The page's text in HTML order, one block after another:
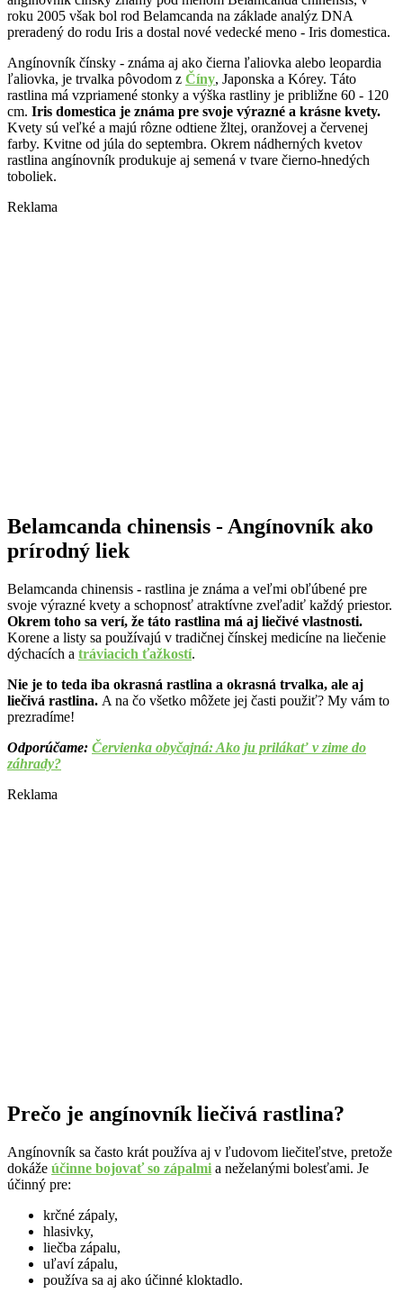
roku 2005 však bol rod Belamcanda na základe analýz DNA
preradený do rodu Iris a dostal nové vedecké meno - Iris domestica.
Angínovník čínsky - známa aj ako čierna ľaliovka alebo leopardia
ľaliovka, je trvalka pôvodom z Číny, Japonska a Kórey. Táto
rastlina má vzpriamené stonky a výška rastliny je približne 60 - 120
cm. Iris domestica je známa pre svoje výrazné a krásne kvety.
Kvety sú veľké a majú rôzne odtiene žltej, oranžovej a červenej
farby. Kvitne od júla do septembra. Okrem nádherných kvetov
rastlina angínovník produkuje aj semená v tvare čierno-hnedých
toboliek.
Reklama
Belamcanda chinensis - Angínovník ako
prírodný liek
Belamcanda chinensis - rastlina je známa a veľmi obľúbené pre
svoje výrazné kvety a schopnosť atraktívne zveľadiť každý priestor.
Okrem toho sa verí, že táto rastlina má aj liečivé vlastnosti.
Korene a listy sa používajú v tradičnej čínskej medicíne na liečenie
dýchacích a tráviacich ťažkostí.
Nie je to teda iba okrasná rastlina a okrasná trvalka, ale aj
liečivá rastlina. A na čo všetko môžete jej časti použiť? My vám to
prezradíme!
Odporúčame: Červienka obyčajná: Ako ju prilákať v zime do
záhrady?
Reklama
Prečo je angínovník liečivá rastlina?
Angínovník sa často krát používa aj v ľudovom liečiteľstve, pretože
dokáže účinne bojovať so zápalmi a neželanými bolesťami. Je
účinný pre:
krčné zápaly,
hlasivky,
liečba zápalu,
uľaví zápalu,
používa sa aj ako účinné kloktadlo.